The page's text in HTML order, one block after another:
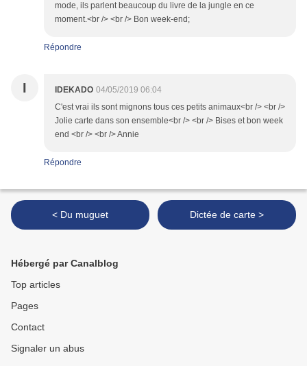
mode, ils parlent beaucoup du livre de la jungle en ce
moment.<br /> <br /> Bon week-end;
Répondre
I IDEKADO 04/05/2019 06:04
C'est vrai ils sont mignons tous ces petits animaux<br /> <br />
Jolie carte dans son ensemble<br /> <br /> Bises et bon week
end <br /> <br /> Annie
Répondre
< Du muguet Dictée de carte >
Hébergé par Canalblog
Top articles
Pages
Contact
Signaler un abus